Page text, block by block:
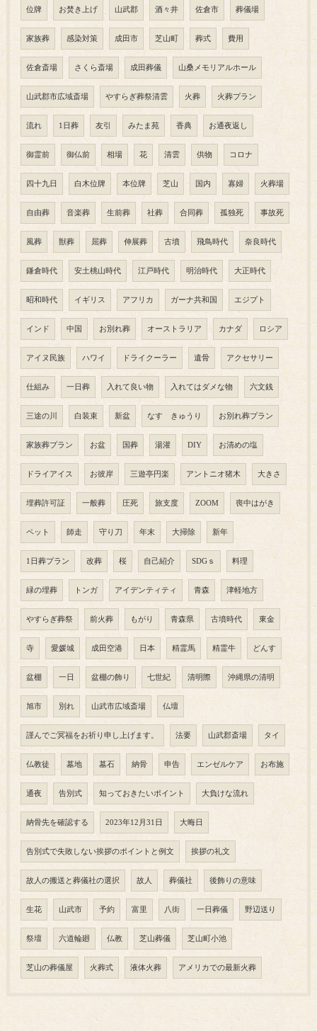
位牌 お焚き上げ 山武郡 酒々井 佐倉市 葬儀場
家族葬 感染対策 成田市 芝山町 葬式 費用
佐倉斎場 さくら斎場 成田葬儀 山桑メモリアルホール
山武郡市広域斎場 やすらぎ葬祭清雲 火葬 火葬プラン
流れ 1日葬 友引 みたま苑 香典 お通夜返し
御霊前 御仏前 相場 花 清雲 供物 コロナ
四十九日 白木位牌 本位牌 芝山 国内 寡婦 火葬場
自由葬 音楽葬 生前葬 社葬 合同葬 孤独死 事故死
風葬 獣葬 屈葬 伸展葬 古墳 飛鳥時代 奈良時代
鎌倉時代 安土桃山時代 江戸時代 明治時代 大正時代
昭和時代 イギリス アフリカ ガーナ共和国 エジプト
インド 中国 お別れ葬 オーストラリア カナダ ロシア
アイヌ民族 ハワイ ドライクーラー 遺骨 アクセサリー
仕組み 一日葬 入れて良い物 入れてはダメな物 六文銭
三途の川 白装束 新盆 なす きゅうり お別れ葬プラン
家族葬プラン お盆 国葬 湯灌 DIY お清めの塩
ドライアイス お彼岸 三遊亭円楽 アントニオ猪木 大きさ
埋葬許可証 一般葬 圧死 旅支度 ZOOM 喪中はがき
ペット 師走 守り刀 年末 大掃除 新年
1日葬プラン 改葬 桜 自己紹介 SDGｓ 料理
緑の埋葬 トンガ アイデンティティ 青森 津軽地方
やすらぎ葬祭 前火葬 もがり 青森県 古墳時代 東金
寺 愛媛城 成田空港 日本 精霊馬 精霊牛 どんす
盆棚 一日 盆棚の飾り 七世紀 清明際 沖縄県の清明
旭市 別れ 山武市広域斎場 仏壇
謹んでご冥福をお祈り申し上げます。 法要 山武郡斎場 タイ
仏教徒 墓地 墓石 納骨 申告 エンゼルケア お布施
通夜 告別式 知っておきたいポイント 大負けな流れ
納骨先を確認する 2023年12月31日 大晦日
告別式で失敗しない挨拶のポイントと例文 挨拶の礼文
故人の搬送と葬儀社の選択 故人 葬儀社 後飾りの意味
生花 山武市 予約 富里 八街 一日葬儀 野辺送り
祭壇 六道輪廻 仏教 芝山葬儀 芝山町小池
芝山の葬儀屋 火葬式 液体火葬 アメリカでの最新火葬